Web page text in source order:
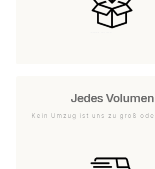
Jedes Volumen
Kein Umzug ist uns zu groß